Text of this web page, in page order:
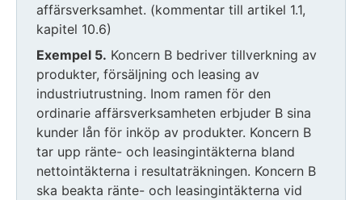
affärsverksamhet. (kommentar till artikel 1.1,
kapitel 10.6)
Exempel 5. Koncern B bedriver tillverkning av
produkter, försäljning och leasing av
industriutrustning. Inom ramen för den
ordinarie affärsverksamheten erbjuder B sina
kunder lån för inköp av produkter. Koncern B
tar upp ränte- och leasingintäkterna bland
nettointäkterna i resultaträkningen. Koncern B
ska beakta ränte- och leasingintäkterna vid